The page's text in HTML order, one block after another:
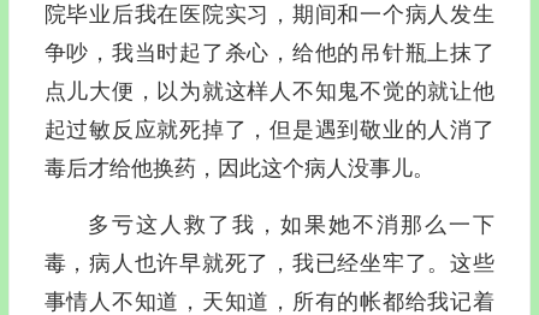
院毕业后我在医院实习，期间和一个病人发生
争吵，我当时起了杀心，给他的吊针瓶上抹了
点儿大便，以为就这样人不知鬼不觉的就让他
起过敏反应就死掉了，但是遇到敬业的人消了
毒后才给他换药，因此这个病人没事儿。
多亏这人救了我，如果她不消那么一下
毒，病人也许早就死了，我已经坐牢了。这些
事情人不知道，天知道，所有的帐都给我记着